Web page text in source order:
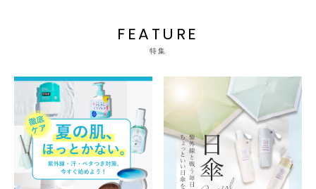
FEATURE
特集